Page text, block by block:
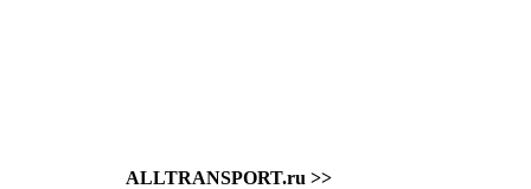
ALLTRANSPORT.ru >>